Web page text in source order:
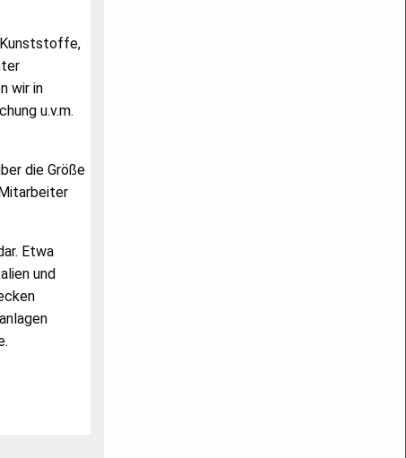
Kunststoffe,
wir in
u.v.m.
die Größe
Etwa
und